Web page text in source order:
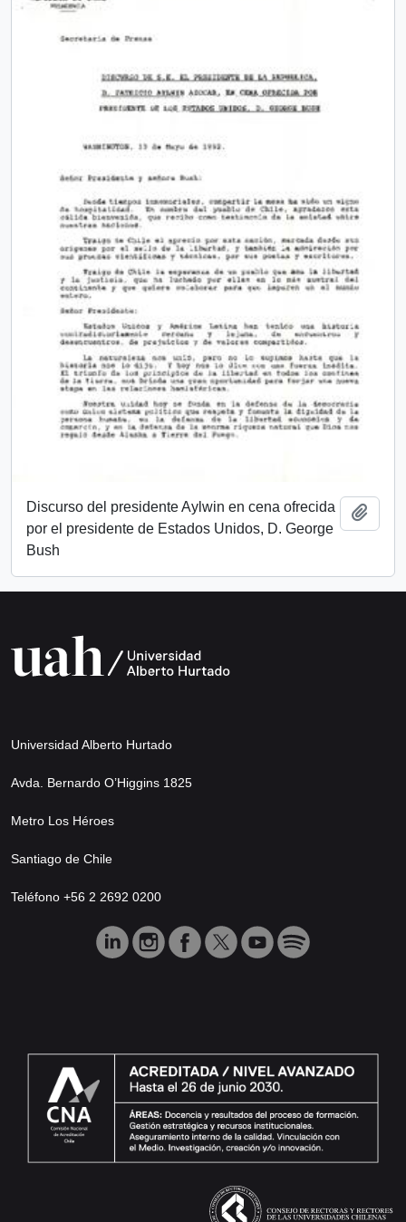
Discurso del presidente Aylwin en cena ofrecida
por el presidente de Estados Unidos, D. George
Bush
Universidad Alberto Hurtado
Avda. Bernardo O’Higgins 1825
Metro Los Héroes
Santiago de Chile
Teléfono +56 2 2692 0200